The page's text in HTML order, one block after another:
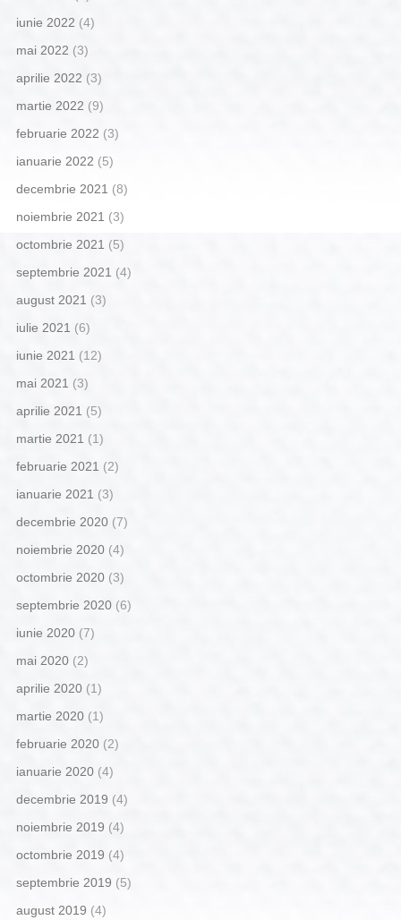
iunie 2022 (4)
mai 2022 (3)
aprilie 2022 (3)
martie 2022 (9)
februarie 2022 (3)
ianuarie 2022 (5)
decembrie 2021 (8)
noiembrie 2021 (3)
octombrie 2021 (5)
septembrie 2021 (4)
august 2021 (3)
iulie 2021 (6)
iunie 2021 (12)
mai 2021 (3)
aprilie 2021 (5)
martie 2021 (1)
februarie 2021 (2)
ianuarie 2021 (3)
decembrie 2020(7)
noiembrie 2020(4)
octombrie 2020(3)
septembrie 2020(6)
iunie 2020(7)
mai 2020(2)
aprilie 2020(1)
martie 2020(1)
februarie 2020(2)
ianuarie 2020(4)
decembrie 2019 (4)
noiembrie 2019 (4)
octombrie 2019 (4)
septembrie 2019 (5)
august 2019 (4)